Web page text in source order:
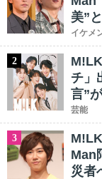
美”
イケメ
2
チ」
言”
芸能
3
Man
災者